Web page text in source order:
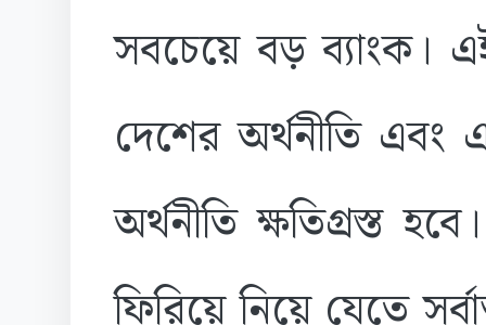
সবচেয়ে বড় ব্যাংক।
দেশের অর্থনীতি এবং
অর্থনীতি ক্ষতিগ্রস্ত
ফিরিয়ে নিয়ে যেতে